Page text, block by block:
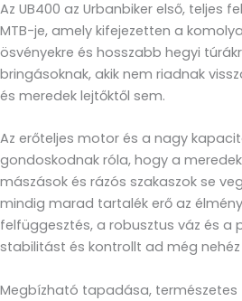
Az UB400 az Urbanbiker első, teljes
MTB-je, amely kifejezetten a
ösvényekre és hosszabb hegyi
bringásoknak, akik nem riadnak
és meredek lejtőktől sem.
Az erőteljes motor és a nagy
gondoskodnak róla, hogy a
mászások és rázós szakaszok se
mindig marad tartalék erő az
felfüggesztés, a robusztus váz és a
stabilitást és kontrollt ad még nehéz
Megbízható tapadása, természetes